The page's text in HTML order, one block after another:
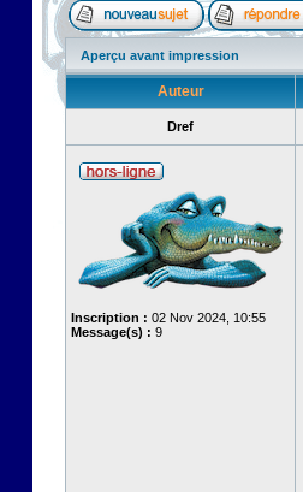
Aperçu avant impression
Auteur
Dref
Inscription : 02 Nov 2024, 10:55
Message(s) : 9